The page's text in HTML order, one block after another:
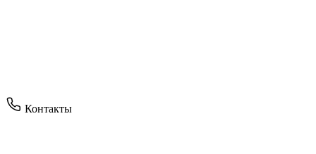
Контакты